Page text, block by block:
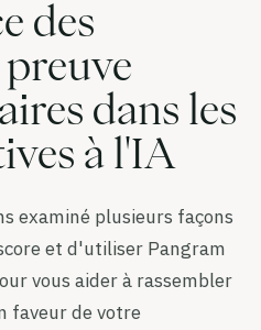
des
dans les
à l'IA
examiné plusieurs façons
et d'utiliser Pangram
vous aider à rassembler
faveur de votre